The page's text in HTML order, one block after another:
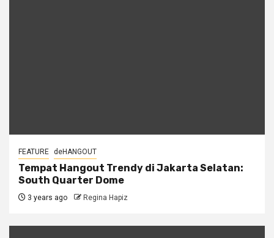
FEATURE deHANGOUT
Tempat Hangout Trendy di Jakarta Selatan:
South Quarter Dome
3 years ago Regina Hapiz